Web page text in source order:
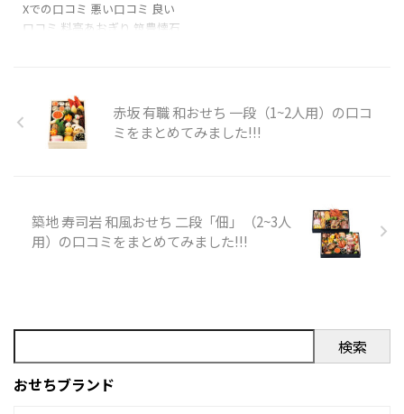
させていただきます。
(@kyosuke0817) D ...
ム（5人用）の口コミを
まとめてみました!!!
Xでの口コミ 悪い口コミ 良い
口コミ 料亭あおぎり 筑豊懐石
懐石おせち二段重プレミアム
（5人用）」のXでの口コミ と
ても美味しかったです 村田麻
めました。 スタッフの対応も
よく、お庭もとてもきれいでし
た。 全室個室でゆっくり出来
建物や庭の ...
赤坂 有職 和おせち 一段（1~2人用）の口コ
ミをまとめてみました!!!
築地 寿司岩 和風おせち 二段「佃」（2~3人
用）の口コミをまとめてみました!!!
検索
おせちブランド